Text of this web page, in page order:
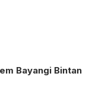
Bayangi Bintan